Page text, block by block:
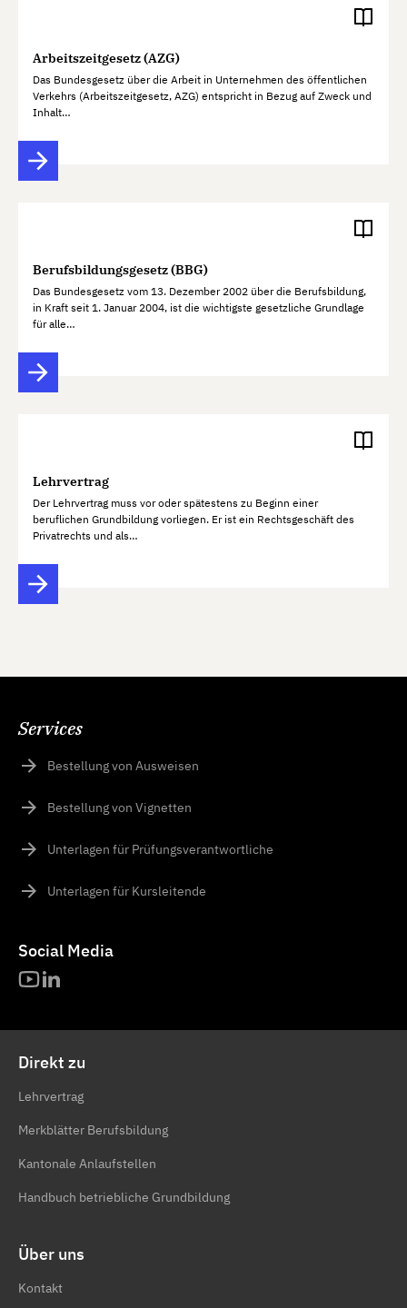
Arbeitszeitgesetz (AZG)
Das Bundesgesetz über die Arbeit in Unternehmen des öffentlichen
Verkehrs (Arbeitszeitgesetz, AZG) entspricht in Bezug auf Zweck und
Inhalt…
Berufsbildungsgesetz (BBG)
Das Bundesgesetz vom 13. Dezember 2002 über die Berufsbildung,
in Kraft seit 1. Januar 2004, ist die wichtigste gesetzliche Grundlage
für alle…
Lehrvertrag
Der Lehrvertrag muss vor oder spätestens zu Beginn einer
beruflichen Grundbildung vorliegen. Er ist ein Rechtsgeschäft des
Privatrechts und als…
Services
Bestellung von Ausweisen
Bestellung von Vignetten
Unterlagen für Prüfungsverantwortliche
Unterlagen für Kursleitende
Social Media
Direkt zu
Lehrvertrag
Merkblätter Berufsbildung
Kantonale Anlaufstellen
Handbuch betriebliche Grundbildung
Über uns
Kontakt